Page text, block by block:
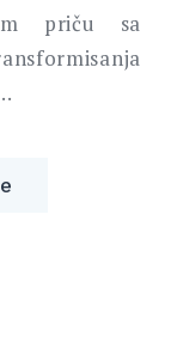
priču sa